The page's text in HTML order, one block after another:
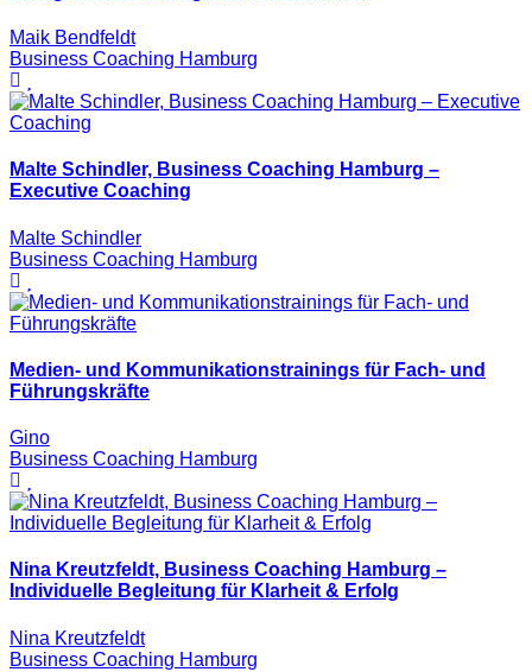
Maik Bendfeldt
Business Coaching Hamburg
Malte Schindler, Business Coaching Hamburg –
Executive Coaching
Malte Schindler
Business Coaching Hamburg
Medien- und Kommunikationstrainings für Fach- und
Führungskräfte
Gino
Business Coaching Hamburg
Nina Kreutzfeldt, Business Coaching Hamburg –
Individuelle Begleitung für Klarheit & Erfolg
Nina Kreutzfeldt
Business Coaching Hamburg